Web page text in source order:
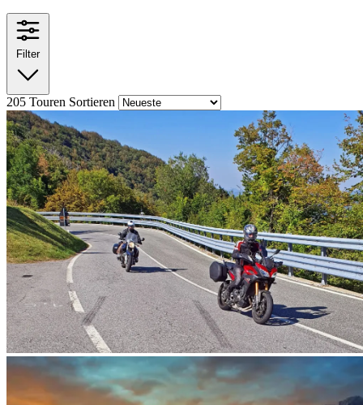
Filter
205 Touren Sortieren